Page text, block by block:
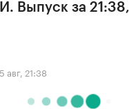
Выпуск за
авг, 21:38